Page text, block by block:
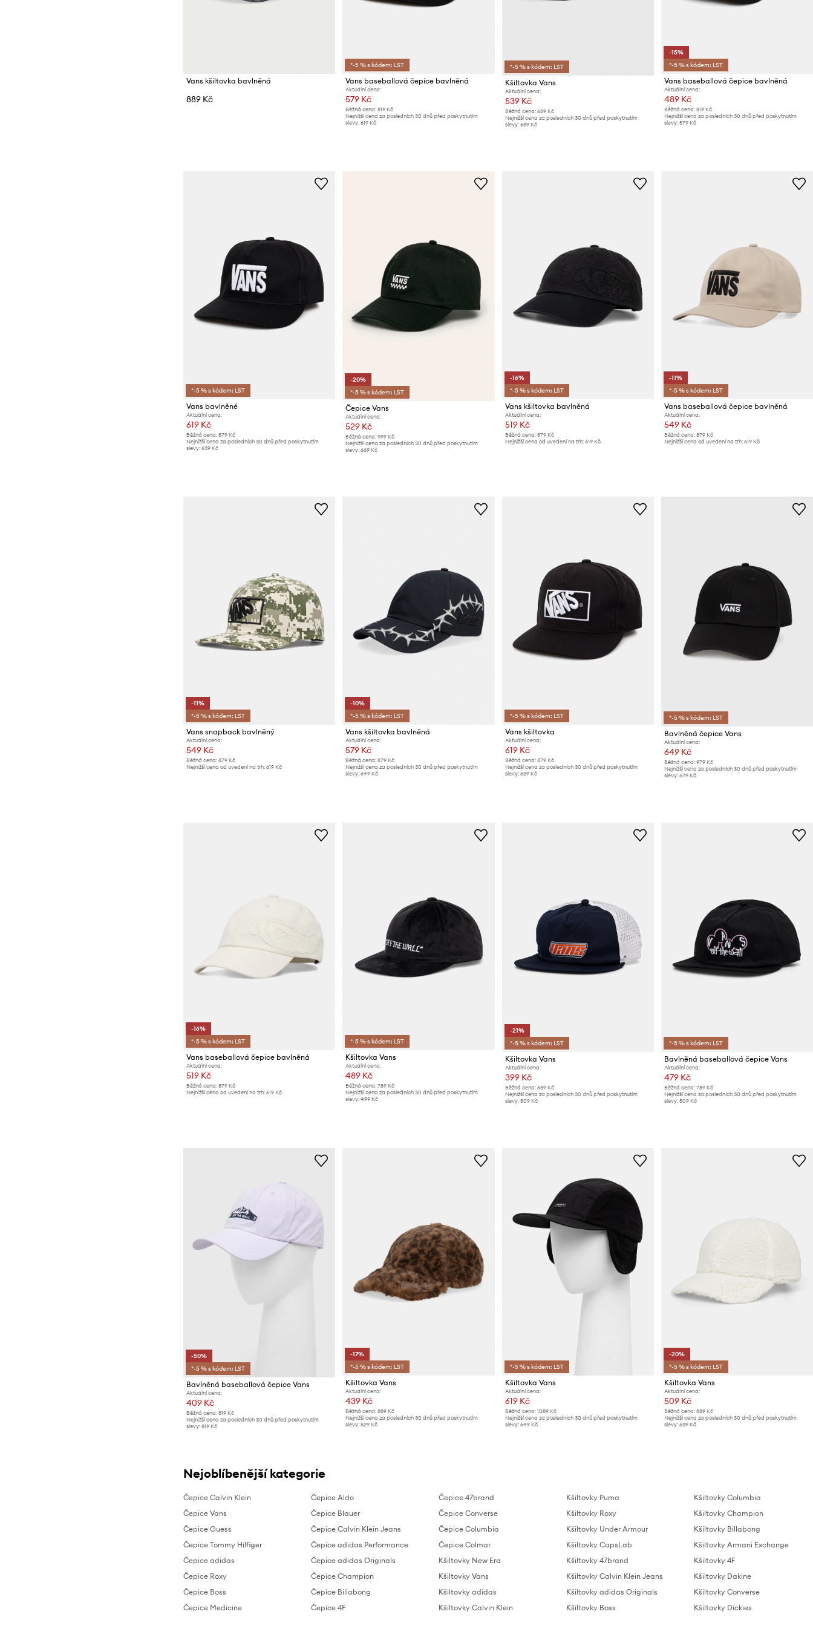
Vans kšiltovka bavlněná
889 Kč
*-5 % s kódem: LST
Vans baseballová čepice bavlněná
Aktuální cena:
579 Kč
Běžná cena: 819 Kč
Nejnižší cena za posledních 30 dnů před poskytnutím
slevy: 619 Kč
*-5 % s kódem: LST
Kšiltovka Vans
Aktuální cena:
539 Kč
Běžná cena: 689 Kč
Nejnižší cena za posledních 30 dnů před poskytnutím
slevy: 589 Kč
-15%
*-5 % s kódem: LST
Vans baseballová čepice bavlněná
Aktuální cena:
489 Kč
Běžná cena: 819 Kč
Nejnižší cena za posledních 30 dnů před poskytnutím
slevy: 579 Kč
*-5 % s kódem: LST
Vans bavlněné
Aktuální cena:
619 Kč
Běžná cena: 879 Kč
Nejnižší cena za posledních 30 dnů před poskytnutím
slevy: 639 Kč
-20%
*-5 % s kódem: LST
Čepice Vans
Aktuální cena:
529 Kč
Běžná cena: 999 Kč
Nejnižší cena za posledních 30 dnů před poskytnutím
slevy: 669 Kč
-16%
*-5 % s kódem: LST
Vans kšiltovka bavlněná
Aktuální cena:
519 Kč
Běžná cena: 879 Kč
Nejnižší cena od uvedení na trh: 619 Kč
-11%
*-5 % s kódem: LST
Vans baseballová čepice bavlněná
Aktuální cena:
549 Kč
Běžná cena: 879 Kč
Nejnižší cena od uvedení na trh: 619 Kč
-11%
*-5 % s kódem: LST
Vans snapback bavlněný
Aktuální cena:
549 Kč
Běžná cena: 879 Kč
Nejnižší cena od uvedení na trh: 619 Kč
-10%
*-5 % s kódem: LST
Vans kšiltovka bavlněná
Aktuální cena:
579 Kč
Běžná cena: 879 Kč
Nejnižší cena za posledních 30 dnů před poskytnutím
slevy: 649 Kč
*-5 % s kódem: LST
Vans kšiltovka
Aktuální cena:
619 Kč
Běžná cena: 879 Kč
Nejnižší cena za posledních 30 dnů před poskytnutím
slevy: 639 Kč
*-5 % s kódem: LST
Bavlněná čepice Vans
Aktuální cena:
649 Kč
Běžná cena: 979 Kč
Nejnižší cena za posledních 30 dnů před poskytnutím
slevy: 679 Kč
-16%
*-5 % s kódem: LST
Vans baseballová čepice bavlněná
Aktuální cena:
519 Kč
Běžná cena: 879 Kč
Nejnižší cena od uvedení na trh: 619 Kč
*-5 % s kódem: LST
Kšiltovka Vans
Aktuální cena:
489 Kč
Běžná cena: 789 Kč
Nejnižší cena za posledních 30 dnů před poskytnutím
slevy: 499 Kč
-21%
*-5 % s kódem: LST
Kšiltovka Vans
Aktuální cena:
399 Kč
Běžná cena: 689 Kč
Nejnižší cena za posledních 30 dnů před poskytnutím
slevy: 509 Kč
*-5 % s kódem: LST
Bavlněná baseballová čepice Vans
Aktuální cena:
479 Kč
Běžná cena: 789 Kč
Nejnižší cena za posledních 30 dnů před poskytnutím
slevy: 509 Kč
-50%
*-5 % s kódem: LST
Bavlněná baseballová čepice Vans
Aktuální cena:
409 Kč
Běžná cena: 819 Kč
Nejnižší cena za posledních 30 dnů před poskytnutím
slevy: 819 Kč
-17%
*-5 % s kódem: LST
Kšiltovka Vans
Aktuální cena:
439 Kč
Běžná cena: 889 Kč
Nejnižší cena za posledních 30 dnů před poskytnutím
slevy: 529 Kč
*-5 % s kódem: LST
Kšiltovka Vans
Aktuální cena:
619 Kč
Běžná cena: 1089 Kč
Nejnižší cena za posledních 30 dnů před poskytnutím
slevy: 649 Kč
-20%
*-5 % s kódem: LST
Kšiltovka Vans
Aktuální cena:
509 Kč
Běžná cena: 889 Kč
Nejnižší cena za posledních 30 dnů před poskytnutím
slevy: 639 Kč
Nejoblíbenější kategorie
Čepice Calvin Klein
Čepice Vans
Čepice Guess
Čepice Tommy Hilfiger
Čepice adidas
Čepice Roxy
Čepice Boss
Čepice Medicine
Čepice Aldo
Čepice Blauer
Čepice Calvin Klein Jeans
Čepice adidas Performance
Čepice adidas Originals
Čepice Champion
Čepice Billabong
Čepice 4F
Čepice 47brand
Čepice Converse
Čepice Columbia
Čepice Colmar
Kšiltovky New Era
Kšiltovky Vans
Kšiltovky adidas
Kšiltovky Calvin Klein
Kšiltovky Puma
Kšiltovky Roxy
Kšiltovky Under Armour
Kšiltovky CapsLab
Kšiltovky 47brand
Kšiltovky Calvin Klein Jeans
Kšiltovky adidas Originals
Kšiltovky Boss
Kšiltovky Columbia
Kšiltovky Champion
Kšiltovky Billabong
Kšiltovky Armani Exchange
Kšiltovky 4F
Kšiltovky Dakine
Kšiltovky Converse
Kšiltovky Dickies